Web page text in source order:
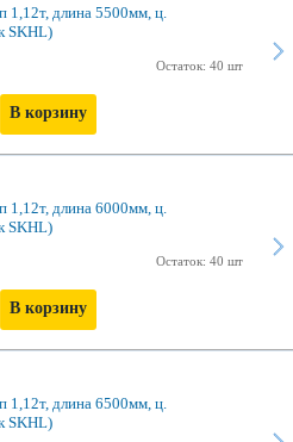
1,12т, длина 5500мм, ц.
SKHL)
Остаток: 40 шт
В корзину
1,12т, длина 6000мм, ц.
SKHL)
Остаток: 40 шт
В корзину
1,12т, длина 6500мм, ц.
SKHL)